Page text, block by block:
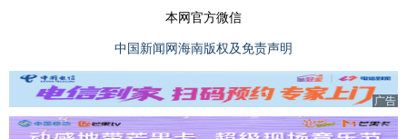
本网官方微信
中国新闻网海南版权及免责声明
广告